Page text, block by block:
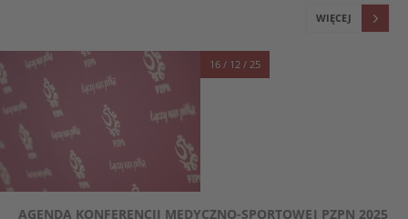
WIĘCEJ
16 / 12 / 25
AGENDA KONFERENCJI MEDYCZNO-SPORTOWEJ PZPN 2025